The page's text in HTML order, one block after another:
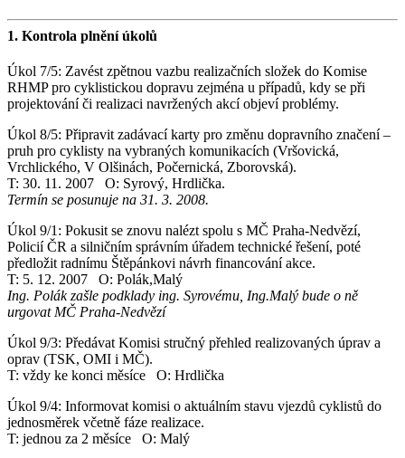
1. Kontrola plnění úkolů
Úkol 7/5: Zavést zpětnou vazbu realizačních složek do Komise
RHMP pro cyklistickou dopravu zejména u případů, kdy se při
projektování či realizaci navržených akcí objeví problémy.
Úkol 8/5: Připravit zadávací karty pro změnu dopravního značení –
pruh pro cyklisty na vybraných komunikacích (Vršovická,
Vrchlického, V Olšinách, Počernická, Zborovská).
T: 30. 11. 2007 O: Syrový, Hrdlička.
Termín se posunuje na 31. 3. 2008.
Úkol 9/1: Pokusit se znovu nalézt spolu s MČ Praha-Nedvězí,
Policií ČR a silničním správním úřadem technické řešení, poté
předložit radnímu Štěpánkovi návrh financování akce.
T: 5. 12. 2007 O: Polák,Malý
Ing. Polák zašle podklady ing. Syrovému, Ing.Malý bude o ně
urgovat MČ Praha-Nedvězí
Úkol 9/3: Předávat Komisi stručný přehled realizovaných úprav a
oprav (TSK, OMI i MČ).
T: vždy ke konci měsíce O: Hrdlička
Úkol 9/4: Informovat komisi o aktuálním stavu vjezdů cyklistů do
jednosměrek včetně fáze realizace.
T: jednou za 2 měsíce O: Malý